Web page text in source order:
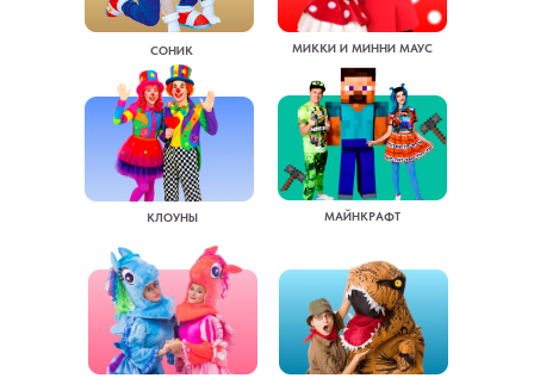
МАЙНКРАФТ
МИККИ И МИННИ МАУС
КЛОУНЫ
СОНИК